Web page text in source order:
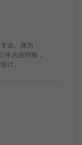
业。身为
年从业经验，
计。